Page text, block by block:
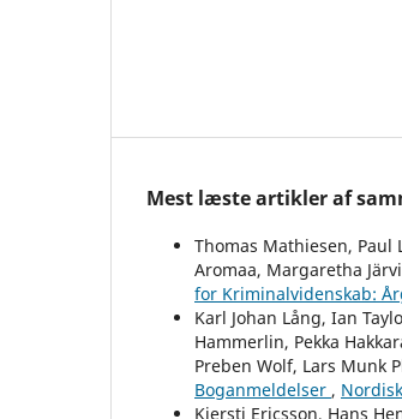
Mest læste artikler af
Thomas Mathiesen, Paul
Aromaa, Margaretha
for Kriminalvidenskab:
Karl Johan Lång, Ian
Hammerlin, Pekka
Preben Wolf, Lars Munk
Boganmeldelser ,
Kjersti Ericsson, Hans